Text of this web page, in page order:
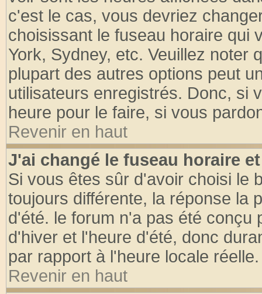
c'est le cas, vous devriez
choisissant le fuseau horaire qui
York, Sydney, etc. Veuillez noter
plupart des autres options peut
utilisateurs enregistrés. Donc, si
heure pour le faire, si vous
Revenir en haut
J'ai changé le fuseau horaire
Si vous êtes sûr d'avoir choisi le
toujours différente, la réponse la
d'été. le forum n'a pas été conçu
d'hiver et l'heure d'été, donc
par rapport à l'heure locale réelle.
Revenir en haut